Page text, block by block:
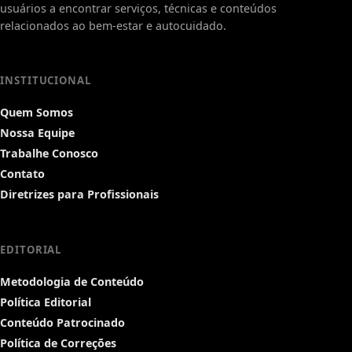
usuários a encontrar serviços, técnicas e conteúdos
relacionados ao bem-estar e autocuidado.
INSTITUCIONAL
Quem Somos
Nossa Equipe
Trabalhe Conosco
Contato
Diretrizes para Profissionais
EDITORIAL
Metodologia de Conteúdo
Política Editorial
Conteúdo Patrocinado
Política de Correções